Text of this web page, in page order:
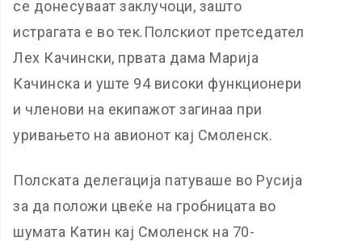
се донесуваат заклучоци, зашто
истрагата е во тек.Полскиот претседател
Лех Качински, првата дама Марија
Качинска и уште 94 високи функционери
и членови на екипажот загинаа при
уривањето на авионот кај Смоленск.
Полската делегација патуваше во Русија
за да положи цвеќе на гробницата во
шумата Катин кај Смоленск на 70-